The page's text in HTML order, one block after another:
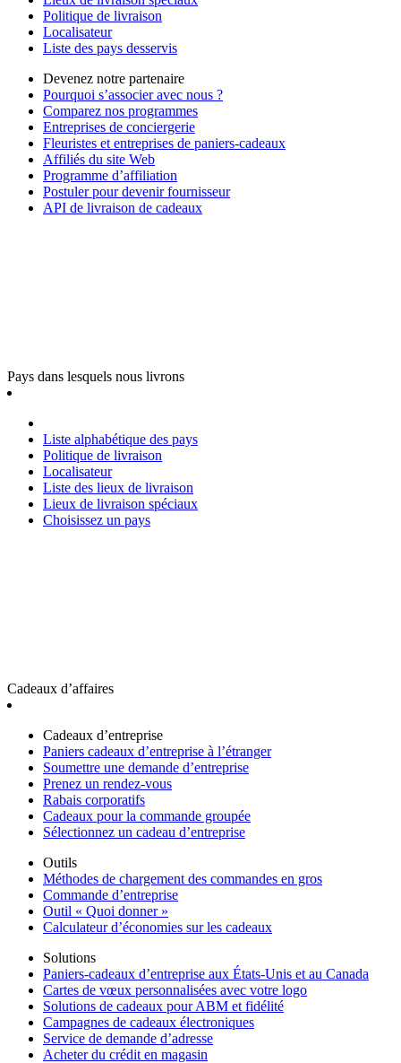
Politique de livraison
Localisateur
Liste des pays desservis
Devenez notre partenaire
Pourquoi s’associer avec nous ?
Comparez nos programmes
Entreprises de conciergerie
Fleuristes et entreprises de paniers-cadeaux
Affiliés du site Web
Programme d’affiliation
Postuler pour devenir fournisseur
API de livraison de cadeaux
Pays dans lesquels nous livrons
Liste alphabétique des pays
Politique de livraison
Localisateur
Liste des lieux de livraison
Lieux de livraison spéciaux
Choisissez un pays
Cadeaux d’affaires
Cadeaux d’entreprise
Paniers cadeaux d’entreprise à l’étranger
Soumettre une demande d’entreprise
Prenez un rendez-vous
Rabais corporatifs
Cadeaux pour la commande groupée
Sélectionnez un cadeau d’entreprise
Outils
Méthodes de chargement des commandes en gros
Commande d’entreprise
Outil « Quoi donner »
Calculateur d’économies sur les cadeaux
Solutions
Paniers-cadeaux d’entreprise aux États-Unis et au Canada
Cartes de vœux personnalisées avec votre logo
Solutions de cadeaux pour ABM et fidélité
Campagnes de cadeaux électroniques
Service de demande d’adresse
Acheter du crédit en magasin